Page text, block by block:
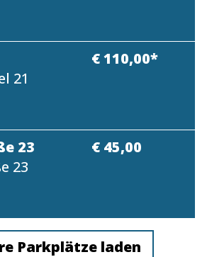
21
€ 110,00*
23
23
€ 45,00
Parkplätze laden